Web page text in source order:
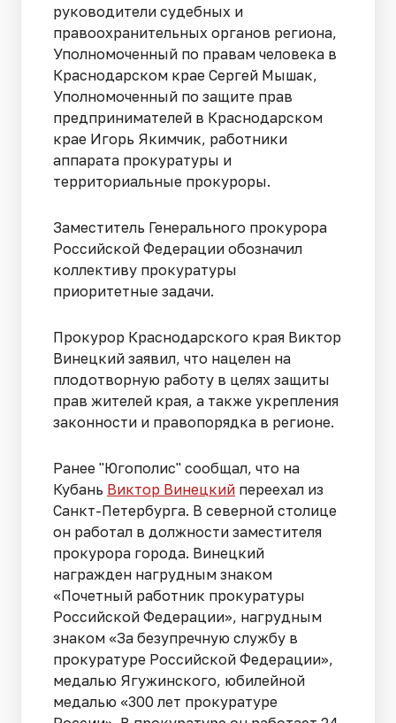
руководители судебных и
правоохранительных органов региона,
Уполномоченный по правам человека в
Краснодарском крае Сергей Мышак,
Уполномоченный по защите прав
предпринимателей в Краснодарском
крае Игорь Якимчик, работники
аппарата прокуратуры и
территориальные прокуроры.
Заместитель Генерального прокурора
Российской Федерации обозначил
коллективу прокуратуры
приоритетные задачи.
Прокурор Краснодарского края Виктор
Винецкий заявил, что нацелен на
плодотворную работу в целях защиты
прав жителей края, а также укрепления
законности и правопорядка в регионе.
Ранее "Югополис" сообщал, что на
Кубань Виктор Винецкий переехал из
Санкт-Петербурга. В северной столице
он работал в должности заместителя
прокурора города. Винецкий
награжден нагрудным знаком
«Почетный работник прокуратуры
Российской Федерации», нагрудным
знаком «За безупречную службу в
прокуратуре Российской Федерации»,
медалью Ягужинского, юбилейной
медалью «300 лет прокуратуре